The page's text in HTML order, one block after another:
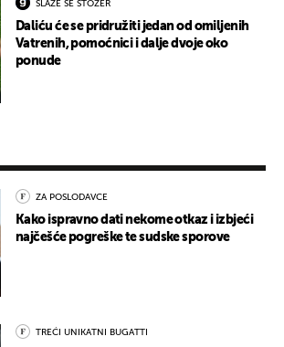
SLAŽE SE STOŽER
Daliću će se pridružiti jedan od omiljenih
Vatrenih, pomoćnici i dalje dvoje oko
ponude
ZA POSLODAVCE
Kako ispravno dati nekome otkaz i izbjeći
najčešće pogreške te sudske sporove
TREĆI UNIKATNI BUGATTI